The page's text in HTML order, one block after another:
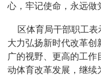
心，牢记使命，永远做
区体育局干部职工表
大力弘扬新时代改革创
广的视野、更高的工
动体育改革发展，继续